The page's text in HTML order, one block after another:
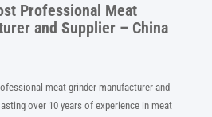
Professional Meat
and Supplier – China
meat grinder manufacturer and
over 10 years of experience in meat